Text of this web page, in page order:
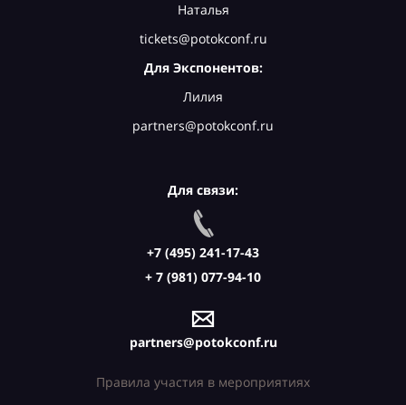
Наталья
tickets@potokconf.ru
Для Экспонентов:
Лилия
partners@potokconf.ru
Для связи:
+7 (495) 241-17-43
+ 7 (981) 077-94-10
partners@potokconf.ru
Правила участия в мероприятиях